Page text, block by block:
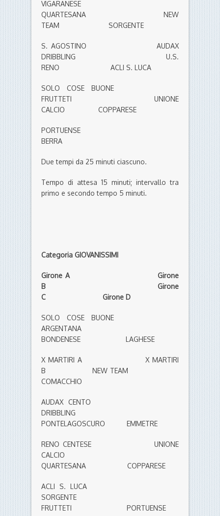
VIGARANESE
QUARTESANA NEW
TEAM SORGENTE
S. AGOSTINO AUDAX
DRIBBLING U.S.
RENO ACLI S. LUCA
SOLO COSE BUONE
FRUTTETI UNIONE
CALCIO COPPARESE
PORTUENSE
BERRA
Due tempi da 25 minuti ciascuno.
Tempo di attesa 15 minuti; intervallo tra
primo e secondo tempo 5 minuti.
Categoria GIOVANISSIMI
Girone A Girone
B Girone
C Girone D
SOLO COSE BUONE
ARGENTANA
BONDENESE LAGHESE
X MARTIRI A X MARTIRI
B NEW TEAM
COMACCHIO
AUDAX CENTO
DRIBBLING
PONTELAGOSCURO EMMETRE
RENO CENTESE UNIONE
CALCIO
QUARTESANA COPPARESE
ACLI S. LUCA
SORGENTE
FRUTTETI PORTUENSE